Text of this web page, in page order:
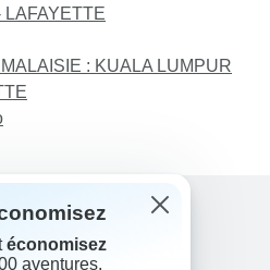
LAFAYETTE
: KUALA LUMPUR
économisez
aventures.